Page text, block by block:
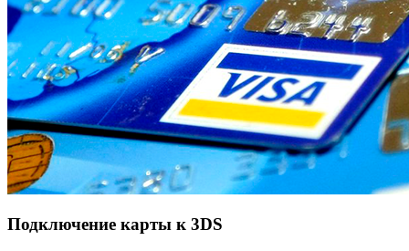
Подключение карты к 3DS